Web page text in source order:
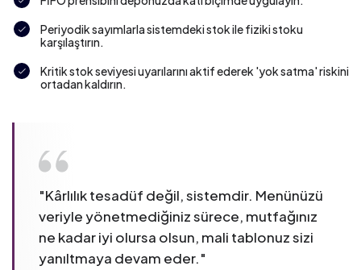
Periyodik sayımlarla sistemdeki stok ile fiziki stoku
karşılaştırın.
Kritik stok seviyesi uyarılarını aktif ederek 'yok satma' riskini
ortadan kaldırın.
"Kârlılık tesadüf değil, sistemdir. Menünüzü
veriyle yönetmediğiniz sürece, mutfağınız
ne kadar iyi olursa olsun, mali tablonuz sizi
yanıltmaya devam eder."